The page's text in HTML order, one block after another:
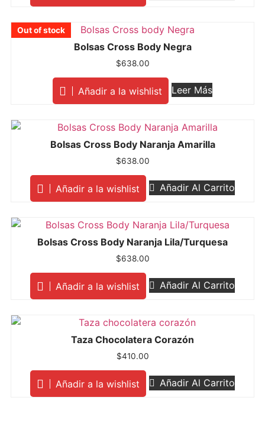
Out of stock
Out of stock
Out of stock
Out of stock
Out of stock
Out of stock
Out of stock
Out of stock
Out of stock
Out of stock
Out of stock
Out of stock
Out of stock
Out of stock
Out of stock
Bolsas Cross Body Negra
$638.00
Añadir a la wishlist Leer Más
Bolsas Cross Body Naranja Amarilla
$638.00
Añadir a la wishlist Añadir Al Carrito
Bolsas Cross Body Naranja Lila/Turquesa
$638.00
Añadir a la wishlist Añadir Al Carrito
Taza Chocolatera Corazón
$410.00
Añadir a la wishlist Añadir Al Carrito